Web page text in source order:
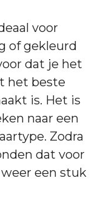
voor
of gekleurd
dat je het
het beste
is. Het is
naar een
Zodra
dat voor
een stuk